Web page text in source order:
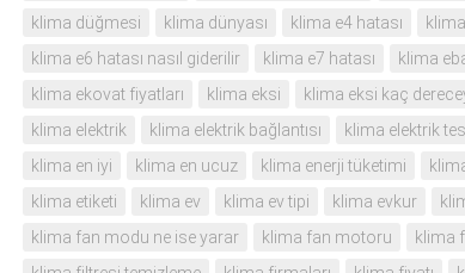
klima düğmesi
klima dünyası klima e4 hatası
klima e6 hatası nasıl giderilir
klima e7 hatası klima
klima ekovat fiyatları
klima eksi klima eksi kaç
klima elektrik
klima elektrik bağlantısı klima elektrik
klima en iyi
klima en ucuz klima enerji tüketimi
klima etiketi
klima ev klima ev tipi klima evkur
klima fan modu ne ise yarar
klima fan motoru klima